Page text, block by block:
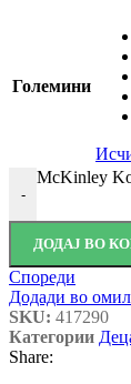
Големини
-
McKinley
ДОДАЈ ВО
Спореди
Додади во
SKU: 417290
Категории
Share: